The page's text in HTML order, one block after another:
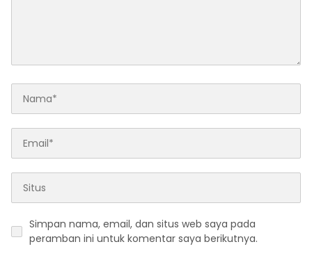
Simpan nama, email, dan situs web saya pada
peramban ini untuk komentar saya berikutnya.